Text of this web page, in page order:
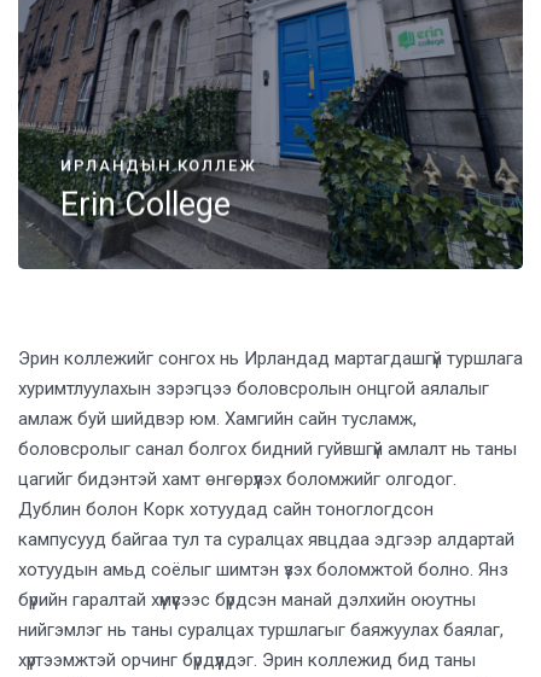
ИРЛАНДЫН КОЛЛЕЖ
Erin College
Эрин коллежийг сонгох нь Ирландад мартагдашгүй туршлага
хуримтлуулахын зэрэгцээ боловсролын онцгой аялалыг
амлаж буй шийдвэр юм. Хамгийн сайн тусламж,
боловсролыг санал болгох бидний гуйвшгүй амлалт нь таны
цагийг бидэнтэй хамт өнгөрүүлэх боломжийг олгодог.
Дублин болон Корк хотуудад сайн тоноглогдсон
кампусууд байгаа тул та суралцах явцдаа эдгээр алдартай
хотуудын амьд соёлыг шимтэн үзэх боломжтой болно. Янз
бүрийн гаралтай хүмүүсээс бүрдсэн манай дэлхийн оюутны
нийгэмлэг нь таны суралцах туршлагыг баяжуулах баялаг,
хүртээмжтэй орчинг бүрдүүлдэг. Эрин коллежид бид таны